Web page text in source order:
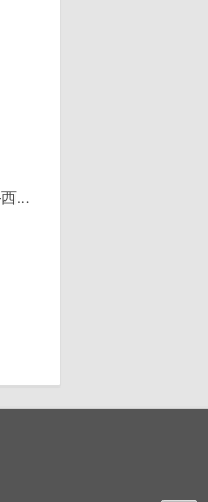
进藏D29/0817, 格尔木——纳赤台——西大滩